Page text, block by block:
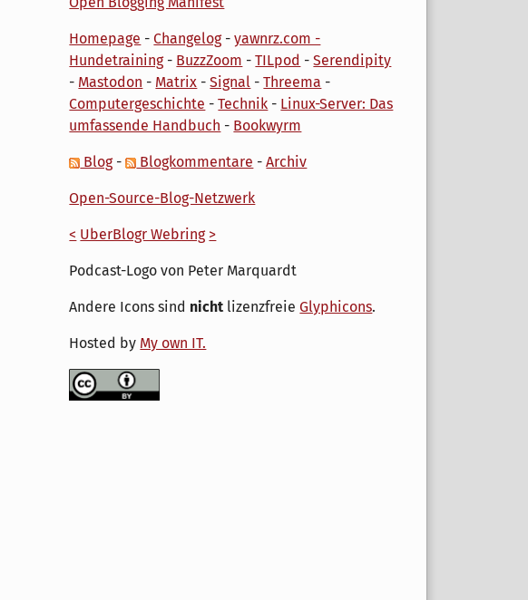
Homepage -Changelog-yawnrz.com -
Hundetraining- BuzzZoom -TILpod -Serendipity
- Mastodon - Matrix -Signal -Threema -
Computergeschichte -Technik - Linux-Server: Das
umfassende Handbuch - Bookwyrm
Blog- Blogkommentare -Archiv
Open-Source-Blog-Netzwerk
< UberBlogr Webring >
Podcast-Logo von Peter Marquardt
Andere Icons sind nicht lizenzfreieGlyphicons.
Hosted by My own IT.